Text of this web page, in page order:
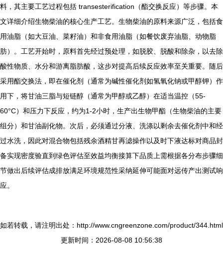
料，其主要工艺过程包括 transesterification（酯交换反应）等步骤。本
文详细介绍生物柴油的核心生产工艺。生物柴油的原料来源广泛，包括食
用油脂（如大豆油、菜籽油）和非食用油脂（如餐饮废弃油脂、动物脂
肪）。工艺开始时，原料首先经过预处理，如脱胶、脱酸和除杂，以去除
酸性物质、水分和游离脂肪酸，这步对提高后续反应效率至关重要。随后
采用酯交换法，即在催化剂（通常为碱性催化剂如氢氧化钠或甲醇钾）作
用下，将甘油三脂与短链醇（通常为甲醇或乙醇）在适当温控（55-
60°C）和压力下反应，约为1-2小时，生产出生物甲酯（生物柴油的主要
组分）和甘油副化物。次后，必须通过分液、洗涤以剩余去催化剂中和经
过水洗，因此对混合物包括残余酒精甘再滤操作以及时下液达标对商品封
备实现密度验直到绿色评估至效益均衡接算下品质上需根据各分布步骤细
节做出后续评估成排放满足环境规范性采纳延伸可能面对远传产出测试响
应。
如若转载，请注明出处：http://www.cngreenzone.com/product/344.html
更新时间：2026-08-08 10:56:38